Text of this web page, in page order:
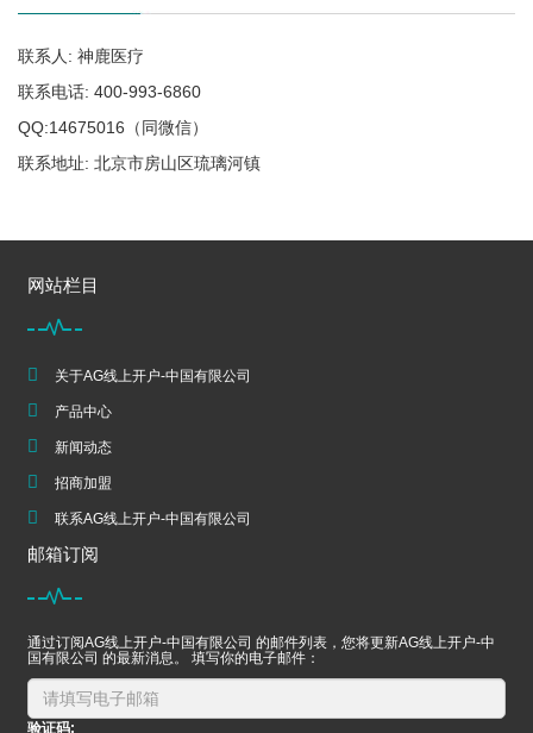
联系人: 神鹿医疗
联系电话: 400-993-6860
QQ:14675016（同微信）
联系地址: 北京市房山区琉璃河镇
网站栏目
关于AG线上开户-中国有限公司
产品中心
新闻动态
招商加盟
联系AG线上开户-中国有限公司
邮箱订阅
通过订阅AG线上开户-中国有限公司 的邮件列表，您将更新AG线上开户-中
国有限公司 的最新消息。 填写你的电子邮件：
验证码: